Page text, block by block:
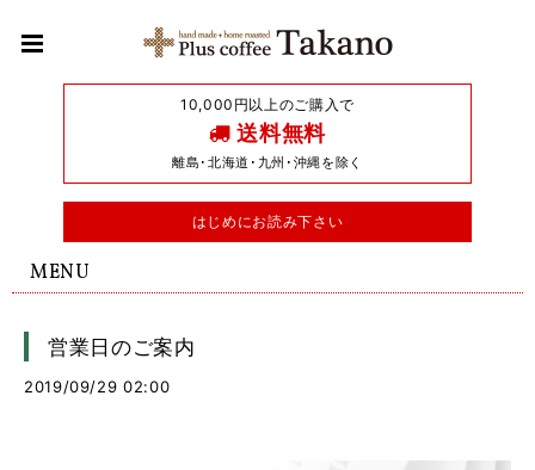
10,000円以上のご購入で
送料無料
離島･北海道･九州･沖縄を除く
はじめにお読み下さい
MENU
営業日のご案内
2019/09/29 02:00